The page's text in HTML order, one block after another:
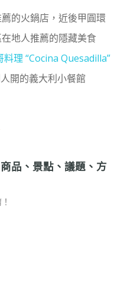
的火鍋店，近後甲圓環
地人推薦的隱藏美食
理 “Cocina Quesadilla”
開的義大利小餐館
品、景點、議題、方